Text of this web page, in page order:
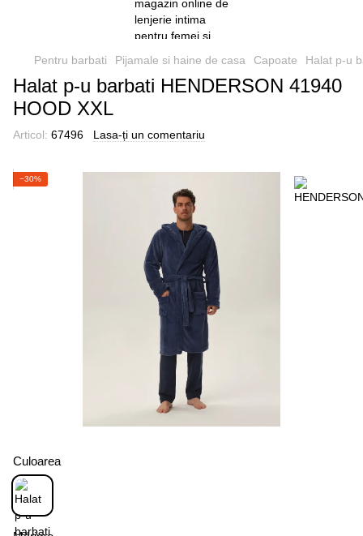
Pentru barbati Pijamale si haine de casa Capoate Halat p-u
Halat p-u barbati HENDERSON 41940
HOOD XXL
Articol: 67496 Lasa-ți un comentariu
−30%
Culoarea